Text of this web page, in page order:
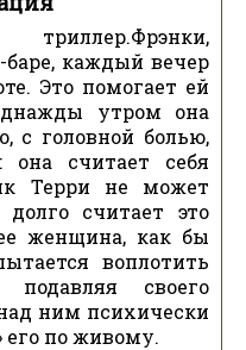
каждый вечер
Это помогает ей
утром она
с головной болью,
считает себя
Терри не может
считает это
женщина, как бы
воплотить
своего
ним психически
его по живому.